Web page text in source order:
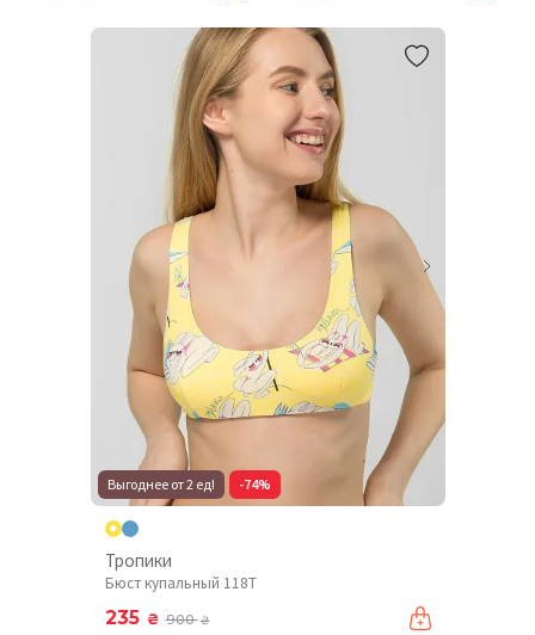
Выгоднее от 2 ед! -74%
Тропики
Бюст купальный 118T
235 ₴ 900₴